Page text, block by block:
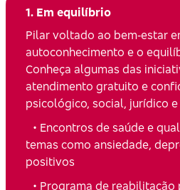
1. Em equilíbrio
Pilar voltado ao bem‑estar
autoconhecimento e o
Conheça algumas das
atendimento gratuito e
psicológico, social, jurídico
• Encontros de saúde e
temas como ansiedade,
positivos
• Programa de